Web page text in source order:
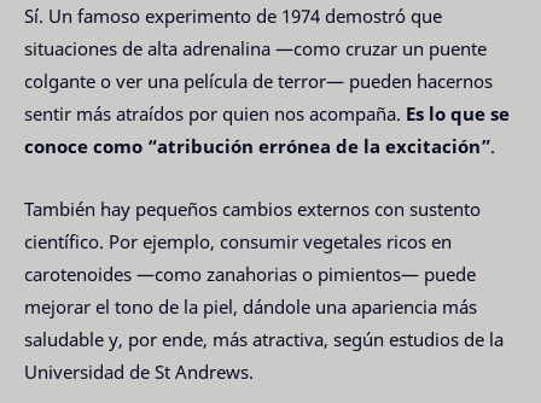
Sí. Un famoso experimento de 1974 demostró que
situaciones de alta adrenalina —como cruzar un puente
colgante o ver una película de terror— pueden hacernos
sentir más atraídos por quien nos acompaña. Es lo que se
conoce como “atribución errónea de la excitación”.
También hay pequeños cambios externos con sustento
científico. Por ejemplo, consumir vegetales ricos en
carotenoides —como zanahorias o pimientos— puede
mejorar el tono de la piel, dándole una apariencia más
saludable y, por ende, más atractiva, según estudios de la
Universidad de St Andrews.